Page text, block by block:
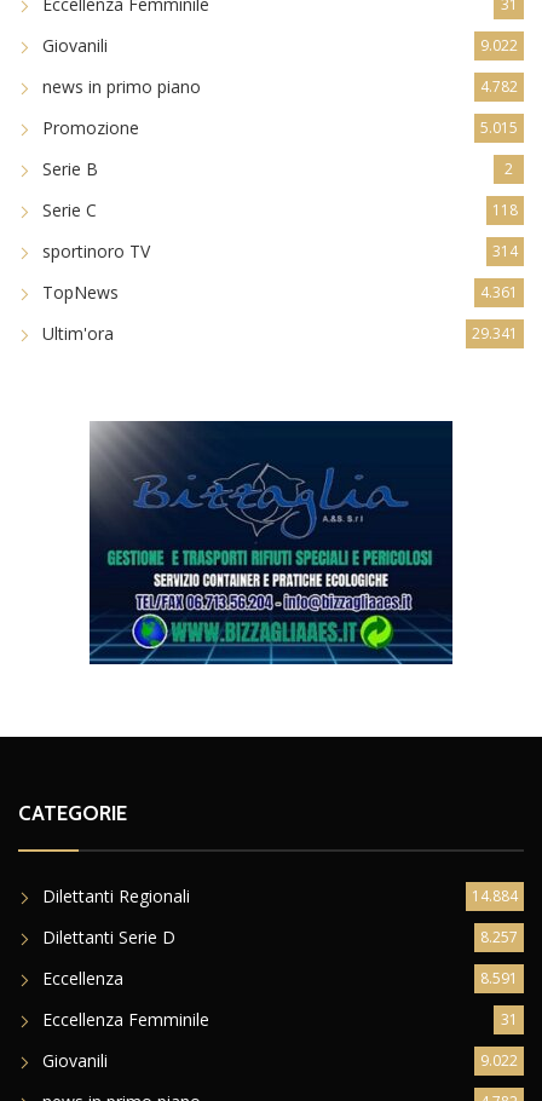
Giovanili 9.022
news in primo piano 4.782
Promozione 5.015
Serie B 2
Serie C 118
sportinoro TV 314
TopNews 4.361
Ultim'ora 29.341
CATEGORIE
Dilettanti Regionali 14.884
Dilettanti Serie D 8.257
Eccellenza 8.591
Eccellenza Femminile 31
Giovanili 9.022